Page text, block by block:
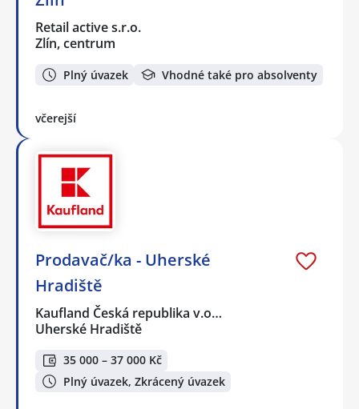
Retail active s.r.o.
Zlín, centrum
Plný úvazek Vhodné také pro absolventy
včerejší
Prodavač/ka - Uherské
Hradiště
Kaufland Česká republika v.o…
Uherské Hradiště
35 000 – 37 000 Kč
Plný úvazek, Zkrácený úvazek